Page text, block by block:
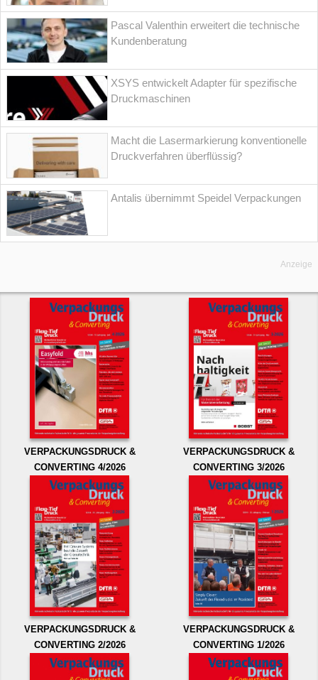
Pascal Valenthin erweitert die technische
Kundenberatung
XSYS entwickelt Adapter für spezifische
Druckmaschinen
Macht die Lasermarkierung konventionelle
Druckverfahren überflüssig?
Antalis übernimmt Speidel Verpackungen
Anzeige
VERPACKUNGSDRUCK &
CONVERTING 4/2026
VERPACKUNGSDRUCK &
CONVERTING 3/2026
VERPACKUNGSDRUCK &
CONVERTING 2/2026
VERPACKUNGSDRUCK &
CONVERTING 1/2026